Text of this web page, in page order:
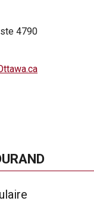
4790